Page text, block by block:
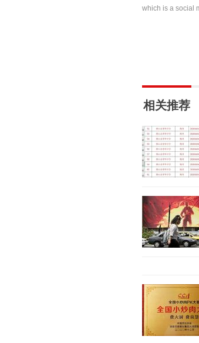
which is a social
相关推荐